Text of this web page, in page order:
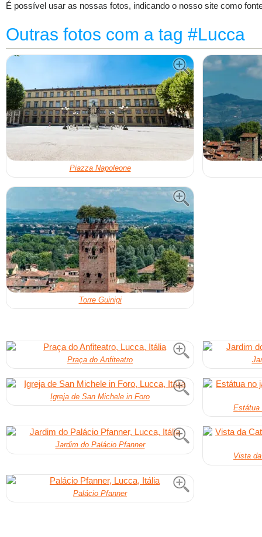
É possível usar as nossas fotos, indicando o nosso site como
Outras fotos com a tag #Lucca
Piazza Napoleone
Torre Guinigi
Praça do Anfiteatro
Igreja de San Michele in Foro
Estátua
Jardim do Palácio Pfanner
Vista
Palácio Pfanner